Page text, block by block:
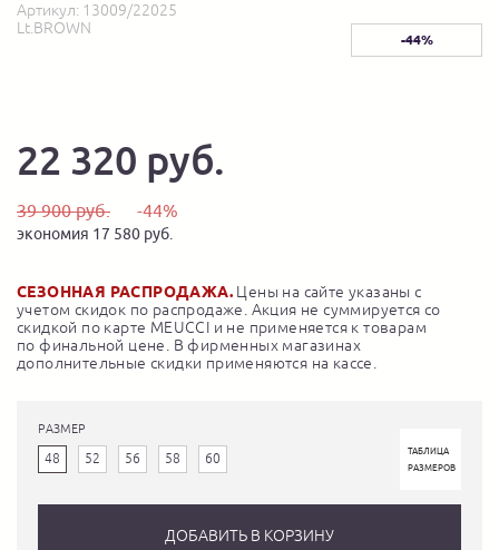
Артикул: 13009/22025
Lt.BROWN
-44%
22 320 руб.
39 900 руб. -44%
экономия 17 580 руб.
СЕЗОННАЯ РАСПРОДАЖА. Цены на сайте указаны с
учетом скидок по распродаже. Акция не суммируется со
скидкой по карте MEUCCI и не применяется к товарам
по финальной цене. В фирменных магазинах
дополнительные скидки применяются на кассе.
РАЗМЕР
48 52 56 58 60
ТАБЛИЦА
РАЗМЕРОВ
ДОБАВИТЬ В КОРЗИНУ